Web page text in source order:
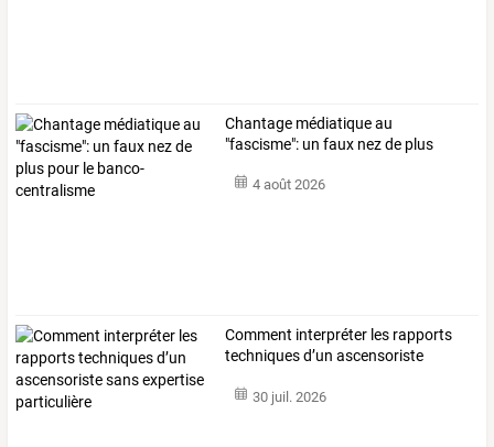
Chantage médiatiqueau
"fascisme": un faux nezde plus
4 août 2026
Comment interpréter les rapports
techniquesd’un ascensoriste
30 juil. 2026